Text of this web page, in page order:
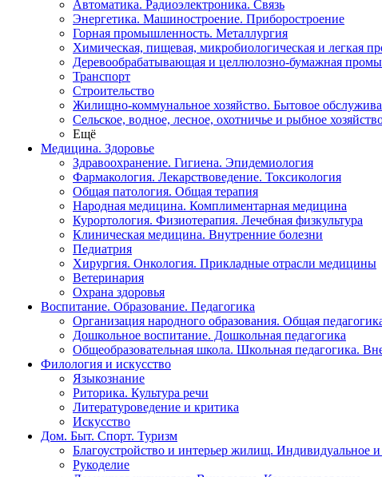
Автоматика. Радиоэлектроника. Связь
Энергетика. Машиностроение. Приборостроение
Горная промышленность. Металлургия
Химическая, пищевая, микробиологическая и легкая
Деревообрабатывающая и целлюлозно-бумажная
Транспорт
Строительство
Жилищно-коммунальное хозяйство. Бытовое
Сельское, водное, лесное, охотничье и рыбное
Ещё
Медицина. Здоровье
Здравоохранение. Гигиена. Эпидемиология
Фармакология. Лекарствоведение. Токсикология
Общая патология. Общая терапия
Народная медицина. Комплиментарная медицина
Курортология. Физиотерапия. Лечебная физкультура
Клиническая медицина. Внутренние болезни
Педиатрия
Хирургия. Онкология. Прикладные отрасли медицины
Ветеринария
Охрана здоровья
Воспитание. Образование. Педагогика
Организация народного образования. Общая
Дошкольное воспитание. Дошкольная педагогика
Общеобразовательная школа. Школьная педагогика.
Филология и искусство
Языкознание
Риторика. Культура речи
Литературоведение и критика
Искусство
Дом. Быт. Спорт. Туризм
Благоустройство и интерьер жилищ. Индивидуальное
Рукоделие